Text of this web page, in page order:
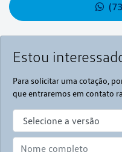
Estou
Para solicitar uma cotação,
que entraremos em contato